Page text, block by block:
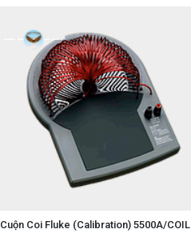
Cuộn Coi Fluke (Calibration) 5500A/COIL